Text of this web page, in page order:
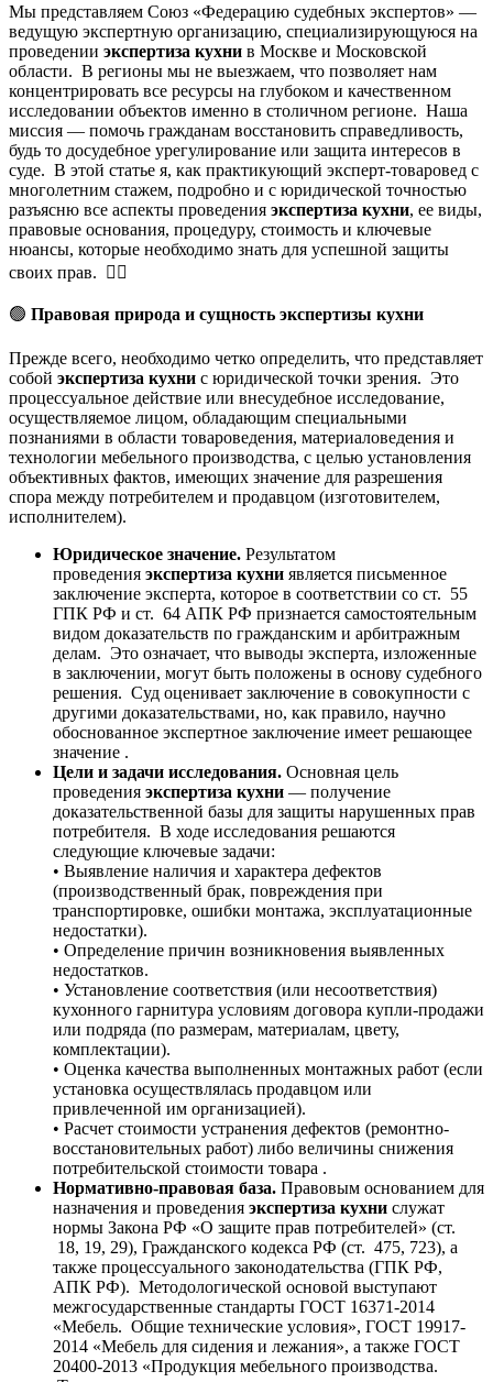
Мы представляем Союз «Федерацию судебных экспертов» —
ведущую экспертную организацию, специализирующуюся на
проведении экспертиза кухни в Москве и Московской
области. В регионы мы не выезжаем, что позволяет нам
концентрировать все ресурсы на глубоком и качественном
исследовании объектов именно в столичном регионе. Наша
миссия — помочь гражданам восстановить справедливость,
будь то досудебное урегулирование или защита интересов в
суде. В этой статье я, как практикующий эксперт-товаровед с
многолетним стажем, подробно и с юридической точностью
разъясню все аспекты проведения экспертиза кухни, ее виды,
правовые основания, процедуру, стоимость и ключевые
нюансы, которые необходимо знать для успешной защиты
своих прав. 🕵️‍♂️
🟢 Правовая природа и сущность экспертизы кухни
Прежде всего, необходимо четко определить, что представляет
собой экспертиза кухни с юридической точки зрения. Это
процессуальное действие или внесудебное исследование,
осуществляемое лицом, обладающим специальными
познаниями в области товароведения, материаловедения и
технологии мебельного производства, с целью установления
объективных фактов, имеющих значение для разрешения
спора между потребителем и продавцом (изготовителем,
исполнителем).
Юридическое значение. Результатом
проведения экспертиза кухни является письменное
заключение эксперта, которое в соответствии со ст. 55
ГПК РФ и ст. 64 АПК РФ признается самостоятельным
видом доказательств по гражданским и арбитражным
делам. Это означает, что выводы эксперта, изложенные
в заключении, могут быть положены в основу судебного
решения. Суд оценивает заключение в совокупности с
другими доказательствами, но, как правило, научно
обоснованное экспертное заключение имеет решающее
значение .
Цели и задачи исследования. Основная цель
проведения экспертиза кухни — получение
доказательственной базы для защиты нарушенных прав
потребителя. В ходе исследования решаются
следующие ключевые задачи:
• Выявление наличия и характера дефектов
(производственный брак, повреждения при
транспортировке, ошибки монтажа, эксплуатационные
недостатки).
• Определение причин возникновения выявленных
недостатков.
• Установление соответствия (или несоответствия)
кухонного гарнитура условиям договора купли-продажи
или подряда (по размерам, материалам, цвету,
комплектации).
• Оценка качества выполненных монтажных работ (если
установка осуществлялась продавцом или
привлеченной им организацией).
• Расчет стоимости устранения дефектов (ремонтно-
восстановительных работ) либо величины снижения
потребительской стоимости товара .
Нормативно-правовая база. Правовым основанием для
назначения и проведения экспертиза кухни служат
нормы Закона РФ «О защите прав потребителей» (ст.
18, 19, 29), Гражданского кодекса РФ (ст. 475, 723), а
также процессуального законодательства (ГПК РФ,
АПК РФ). Методологической основой выступают
межгосударственные стандарты ГОСТ 16371-2014
«Мебель. Общие технические условия», ГОСТ 19917-
2014 «Мебель для сидения и лежания», а также ГОСТ
20400-2013 «Продукция мебельного производства.